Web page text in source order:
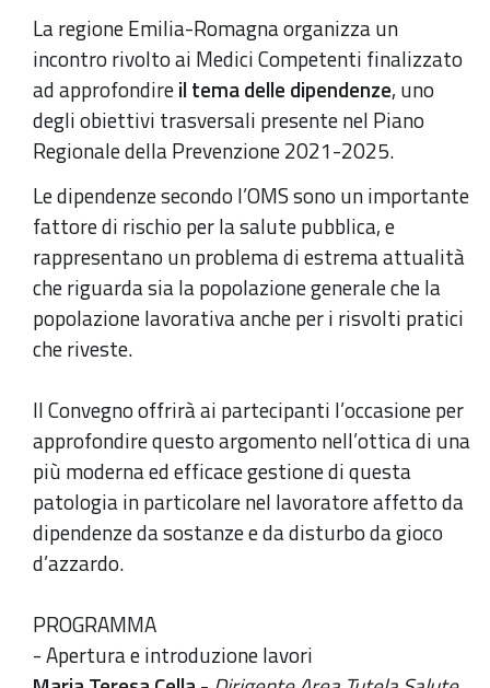
La regione Emilia-Romagna organizza un
incontro rivolto ai Medici Competenti finalizzato
ad approfondireil tema delle dipendenze, uno
degli obiettivi trasversali presente nel Piano
Regionale della Prevenzione 2021-2025.
Le dipendenze secondo l’OMS sono un importante
fattore di rischio per la salute pubblica, e
rappresentano un problema di estrema attualità
che riguarda sia la popolazione generale che la
popolazione lavorativa anche per i risvolti pratici
che riveste.
Il Convegno offrirà ai partecipanti l’occasione per
approfondire questo argomento nell’ottica di una
più moderna ed efficace gestione di questa
patologia in particolare nel lavoratore affetto da
dipendenze da sostanze e da disturbo da gioco
d’azzardo.
PROGRAMMA
- Apertura e introduzione lavori